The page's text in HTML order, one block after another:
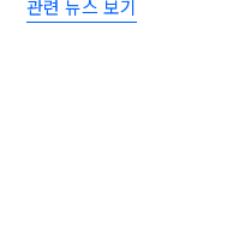
관련 뉴스 보기